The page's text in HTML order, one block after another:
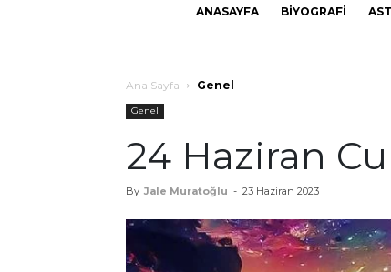
ANASAYFA BİYOGRAFİ
Ana Sayfa Genel
Genel
24 Haziran
By Jale Muratoğlu - 23 Haziran 2023